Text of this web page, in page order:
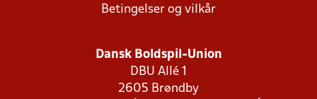
Betingelser og vilkår
Dansk Boldspil-Union
DBU Allé 1
2605 Brøndby